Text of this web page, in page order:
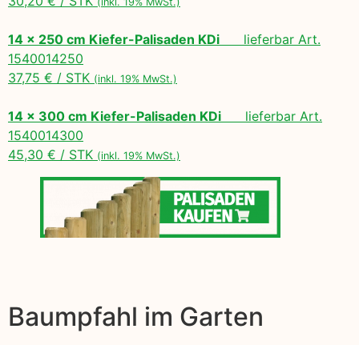
14 x 250 cm Kiefer-Palisaden KDi lieferbar Art.
1540014250
37,75 € / STK (inkl. 19% MwSt.)
14 x 300 cm Kiefer-Palisaden KDi lieferbar Art.
1540014300
45,30 € / STK (inkl. 19% MwSt.)
Baumpfahl im Garten